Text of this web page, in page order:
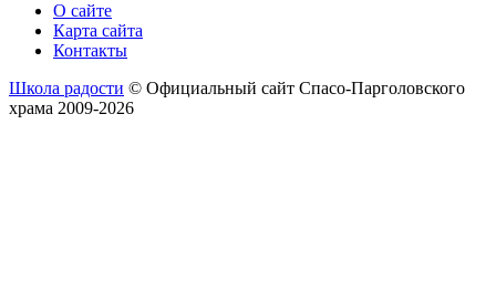
О сайте
Карта сайта
Контакты
Школа радости © Официальный сайт Спасо-Парголовского
храма 2009-2026